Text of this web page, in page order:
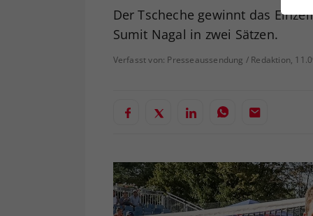
Der Tscheche gewinnt das
Sumit Nagal in zwei Sätzen.
Verfasst von: Presseaussendung / Redaktion,